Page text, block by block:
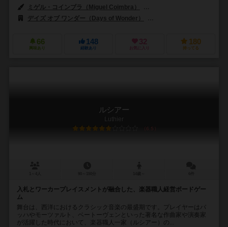
ミゲル・コインブラ（Miguel Coimbra）
デイズ オブ ワンダー（Days of Wonder）
66
興味あり
148
経験あり
32
お気に入り
180
持ってる
ルシアー
Luthier
6.5
入札とワーカープレイスメントが融合した、楽器職人経営ボードゲー
ム
舞台は、西洋におけるクラシック音楽の最盛期です。プレイヤーはバ
ッハやモーツァルト、ベートーヴェンといった著名な作曲家や演奏家
が活躍した時代において、楽器職人一家（ルシアー）の...